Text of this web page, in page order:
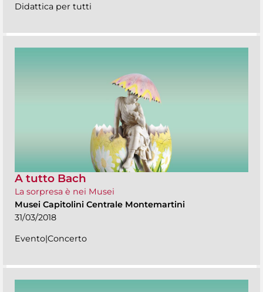
Didattica per tutti
A tutto Bach
La sorpresa è nei Musei
Musei Capitolini Centrale Montemartini
31/03/2018
Evento|Concerto